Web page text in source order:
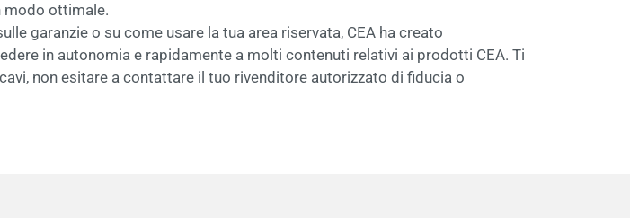
modo ottimale.
garanzie o su come usare la tua area riservata, CEA ha creato
in autonomia e rapidamente a molti contenuti relativi ai prodotti CEA. Ti
non esitare a contattare il tuo rivenditore autorizzato di fiducia o